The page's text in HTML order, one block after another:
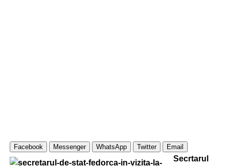
Facebook Messenger WhatsApp Twitter Email
Secrtarul